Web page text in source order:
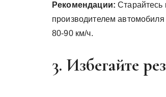
Рекомендации: Старайтесь
производителем
80-90 км/ч.
3. Избегайте